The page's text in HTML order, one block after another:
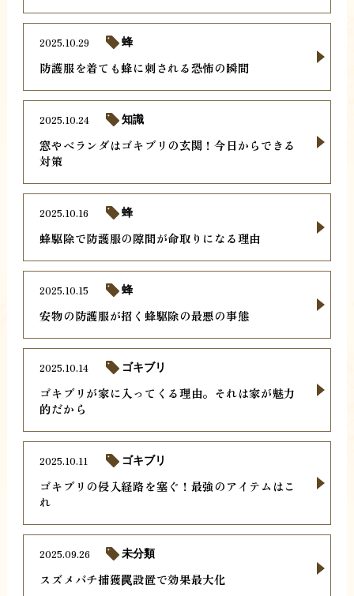
防護服を着ても蜂に刺される恐怖の瞬間
2025.10.29 蜂
窓やベランダはゴキブリの玄関！今日からできる
対策
2025.10.24 知識
蜂駆除で防護服の隙間が命取りになる理由
2025.10.16 蜂
安物の防護服が招く蜂駆除の最悪の事態
2025.10.15 蜂
ゴキブリが家に入ってくる理由。それは家が魅力
的だから
2025.10.14 ゴキブリ
ゴキブリの侵入経路を塞ぐ！最強のアイテムはこ
れ
2025.10.11 ゴキブリ
スズメバチ捕獲罠設置で効果最大化
2025.09.26 未分類